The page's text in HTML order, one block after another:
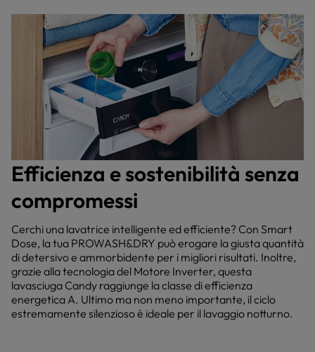
Efficienza e sostenibilità senza
compromessi
Cerchi una lavatrice intelligente ed efficiente? Con Smart
Dose, la tua PROWASH&DRY può erogare la giusta quantità
di detersivo e ammorbidente per i migliori risultati. Inoltre,
grazie alla tecnologia del Motore Inverter, questa
lavasciuga Candy raggiunge la classe di efficienza
energetica A. Ultimo ma non meno importante, il ciclo
estremamente silenzioso è ideale per il lavaggio notturno.